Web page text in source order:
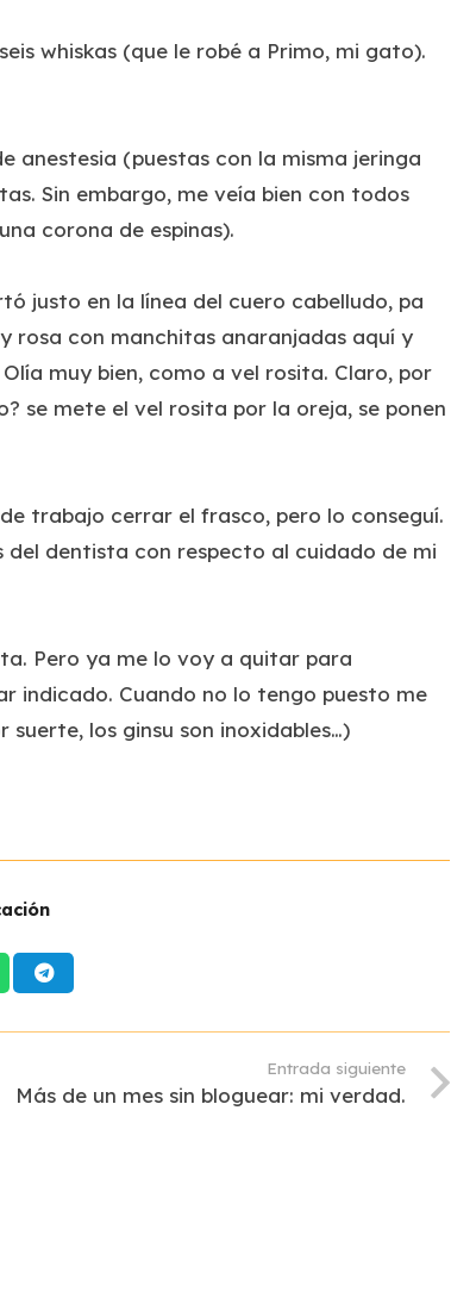
whiskas (que le robé a Primo, mi gato).
anestesia (puestas con la misma jeringa
Sin embargo, me veía bien con todos
corona de espinas).
justo en la línea del cuero cabelludo, pa
rosa con manchitas anaranjadas aquí y
muy bien, como a vel rosita. Claro, por
se mete el vel rosita por la oreja, se ponen
trabajo cerrar el frasco, pero lo conseguí.
del dentista con respecto al cuidado de mi
Pero ya me lo voy a quitar para
indicado. Cuando no lo tengo puesto me
los ginsu son inoxidables…)
Entrada siguiente
Más de un mes sin bloguear: mi verdad.